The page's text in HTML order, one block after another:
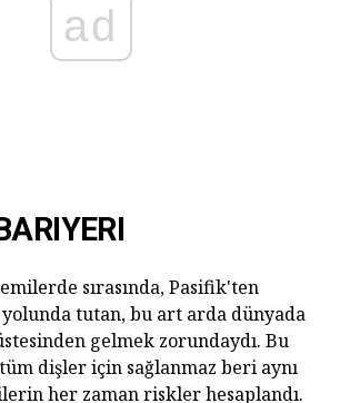
ad
sırasında, Pasifik'ten
tutan, bu art arda dünyada
gelmek zorundaydı. Bu
dişler için sağlanmaz beri aynı
her zaman riskler hesaplandı.